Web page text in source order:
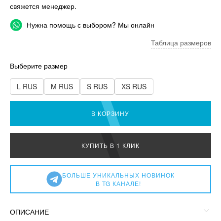
свяжется менеджер.
Нужна помощь с выбором? Мы онлайн
Таблица размеров
Выберите размер
L RUS M RUS S RUS XS RUS
В КОРЗИНУ
КУПИТЬ В 1 КЛИК
БОЛЬШЕ УНИКАЛЬНЫХ НОВИНОК
В TG КАНАЛЕ!
ОПИСАНИЕ